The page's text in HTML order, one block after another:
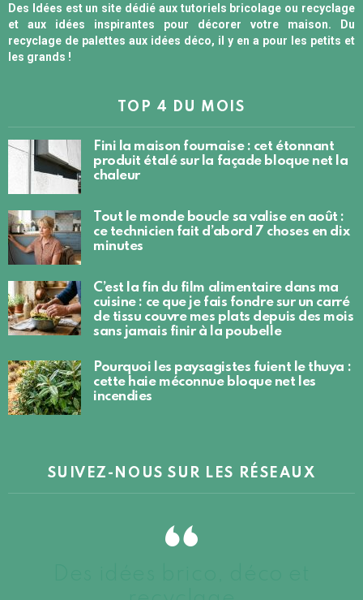
Des Idées est un site dédié aux tutoriels bricolage ou recyclage
et aux idées inspirantes pour décorer votre maison. Du
recyclage de palettes aux idées déco, il y en a pour les petits et
les grands !
TOP 4 DU MOIS
Fini la maison fournaise : cet étonnant
produit étalé sur la façade bloque net la
chaleur
Tout le monde boucle sa valise en août :
ce technicien fait d’abord 7 choses en dix
minutes
C’est la fin du film alimentaire dans ma
cuisine : ce que je fais fondre sur un carré
de tissu couvre mes plats depuis des mois
sans jamais finir à la poubelle
Pourquoi les paysagistes fuient le thuya :
cette haie méconnue bloque net les
incendies
SUIVEZ-NOUS SUR LES RÉSEAUX